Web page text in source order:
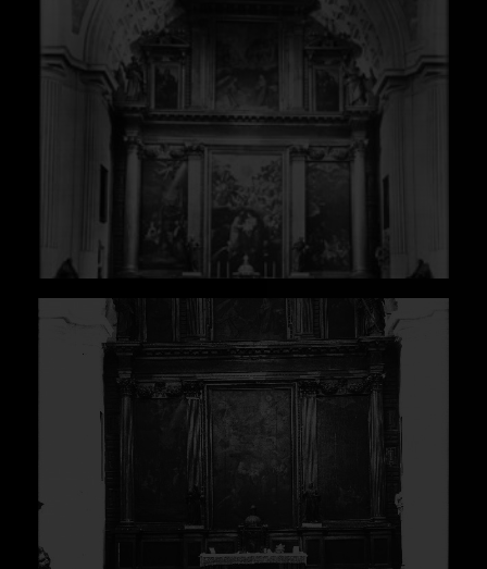
El retablo mayor de la Casa Profesa es un
conjunto clave en la evolución del retablo
sevillano, abandonando la disposición de dos o
tres cuerpos reticulados de los antiguos
conjuntos renacentistas por un primer cuerpo
de orden monumental y uno superior reducido
a simple ático. Ejerció un hondo impacto y se
convirtió en un modelo que siguieron diversos
conjuntos levantados por la propia Compañía
de Jesús y por el Arzobispado hispalense
durante el primer tercio del siglo XVII; entre
ellos se encuentran el retablo mayor de Santa
María de Lebrija, trazado por Alonso Cano, y el
de Santa María de Gracia de Espera (Cádiz),
debido a Diego López Bueno. Otras obras de
Alonso Matías se relacionan con su retablo
para los jesuitas sevillanos, como el conjunto
que preside la iglesia del colegio jesuita de
Santa Isabel de Marchena (1607) y el retablo
mayor de la Catedral de Córdoba (1618-1628).